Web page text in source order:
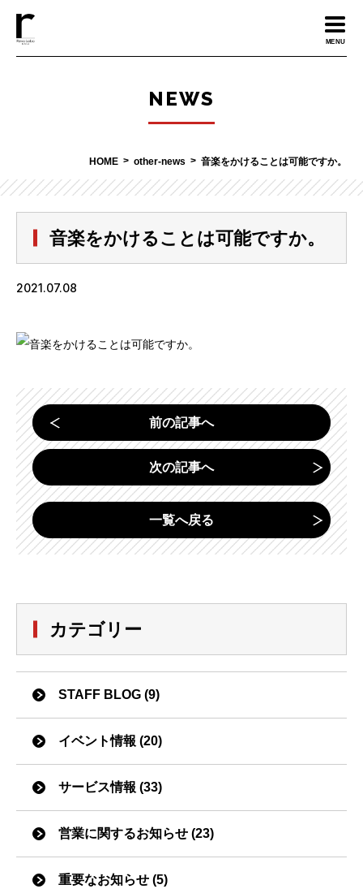
MENU
NEWS
HOME other-news 音楽をかけることは可能ですか。
音楽をかけることは可能ですか。
2021.07.08
前の記事へ
次の記事へ
一覧へ戻る
カテゴリー
STAFF BLOG (9)
イベント情報 (20)
サービス情報 (33)
営業に関するお知らせ (23)
重要なお知らせ (5)